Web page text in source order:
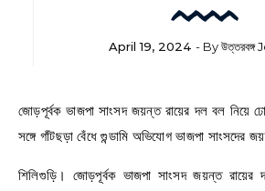
April 19, 2024 - By
জোড়পূর্বক ভাজপা সাংসদ জয়ন্ত রায়ের দল বল নিয়ে ঢোকার চেষ্টা। সেন্ট্রাল বাহিনীর
সঙ্গে গাঁটছড়া বেঁধে গুন্ডামি অভিযোগ ভাজপা সাংসদের
শিলিগুড়ি। জোড়পূর্বক ভাজপা সাংসদ জয়ন্ত রায়ের